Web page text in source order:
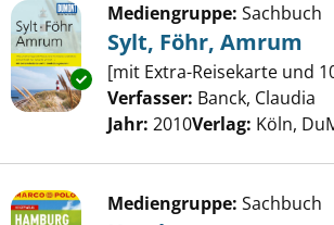
Exemplar-Details von Sylt,
Mediengruppe: Sachbuch
Sylt, Föhr, Amrum
[mit Extra-Reisekarte und
Verfasser: Banck, Claudia
Jahr: 2010Verlag: Köln,
Mediengruppe: Sachbuch